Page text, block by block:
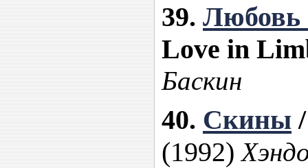
39. Любовь
Love in
Баскин
40. Скины /
(1992)